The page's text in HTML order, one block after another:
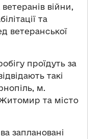
війни,
та
ветеранської
проїдуть за
такі
м.
та місто
заплановані